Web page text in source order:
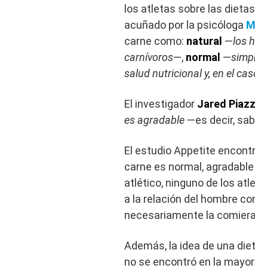
los atletas sobre las
acuñado por la psicóloga
carne como: natural —los
carnívoros—, normal —
salud nutricional y, en el
El investigador Jared
es agradable —es decir,
El estudio Appetite
carne es normal,
atlético, ninguno de los
a la relación del hombre
necesariamente la
Además, la idea de una
no se encontró en la